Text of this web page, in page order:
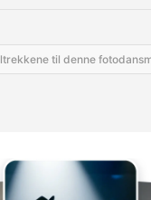
til denne